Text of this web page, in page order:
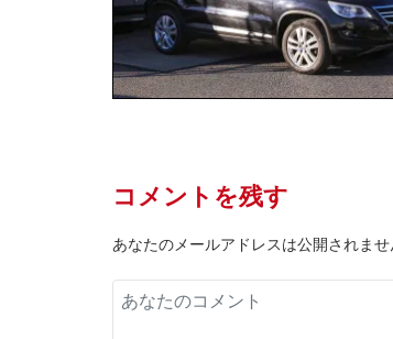
コメントを残す
あなたのメールアドレスは公開されま